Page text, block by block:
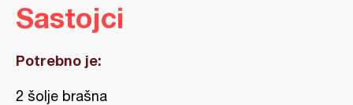
Sastojci
Potrebno je:
2 šolje brašna